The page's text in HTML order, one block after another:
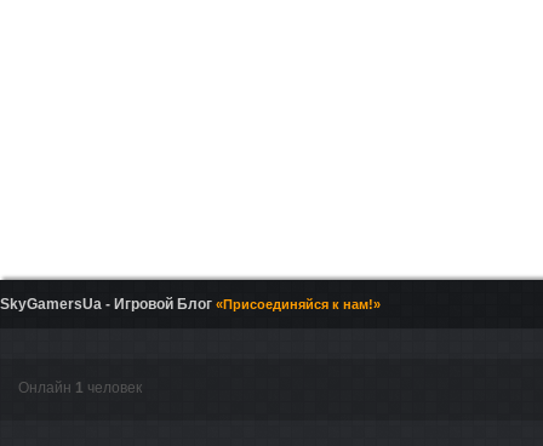
SkyGamersUa - Игровой Блог «Присоединяйся к нам!»
Онлайн 1 человек